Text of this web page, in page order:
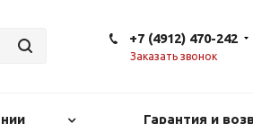
+7 (4912) 470-242
Заказать звонок
Гарантия и